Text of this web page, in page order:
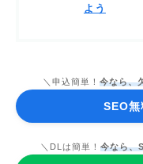
よう
＼申込簡単！ 今なら、
SEO無
＼DLは簡単！ 今なら、